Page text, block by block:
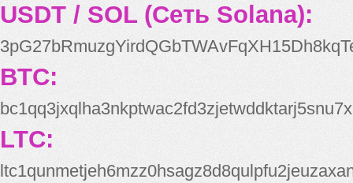
USDT / SOL (Сеть Solana):
BTC:
bc1qq3jxqlha3nkptwac2fd3zjetwddktarj5snu7x
LTC: